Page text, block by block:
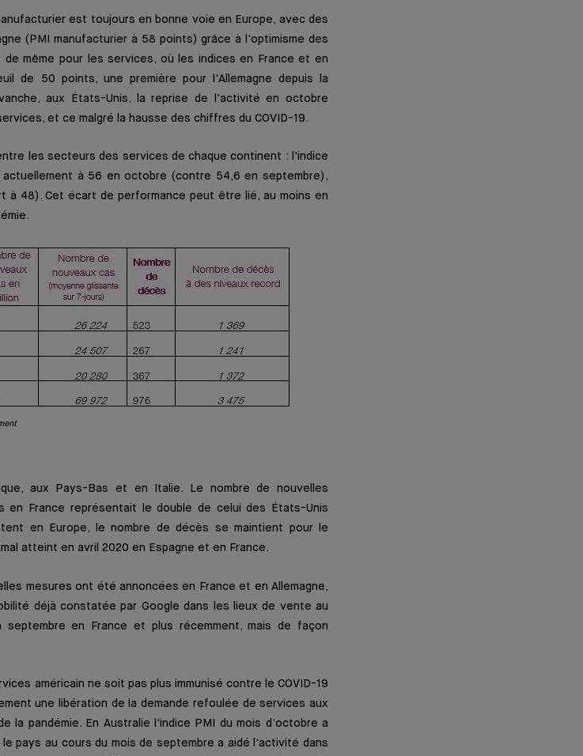
est toujours en bonne voie en Europe, avec des
(PMI manufacturier à 58 points) grâce à l'optimisme des
même pour les services, où les indices en France et en
de 50 points, une première pour l'Allemagne depuis la
aux États-Unis, la reprise de l'activité en octobre
et ce malgré la hausse des chiffres du COVID-19.
les secteurs des services de chaque continent : l'indice
à 56 en octobre (contre 54,6 en septembre),
à 48). Cet écart de performance peut être lié, au moins en
aux Pays-Bas et en Italie. Le nombre de nouvelles
en France représentait le double de celui des États-Unis
en Europe, le nombre de décès se maintient pour le
atteint en avril 2020 en Espagne et en France.
mesures ont été annoncées en France et en Allemagne,
déjà constatée par Google dans les lieux de vente au
en France et plus récemment, mais de façon
américain ne soit pas plus immunisé contre le COVID-19
une libération de la demande refoulée de services aux
la pandémie. En Australie l'indice PMI du mois d’octobre a
pays au cours du mois de septembre a aidé l'activité dans